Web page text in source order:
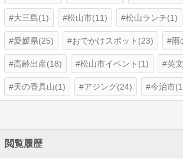
大三島(1) 松山市(11) 松山ランチ(1)
愛媛県(25) おでかけスポット(23) 雨
高齢出産(18) 松山市イベント(1) 英
天の香具山(1) アジング(24) 今治市
閲覧履歴